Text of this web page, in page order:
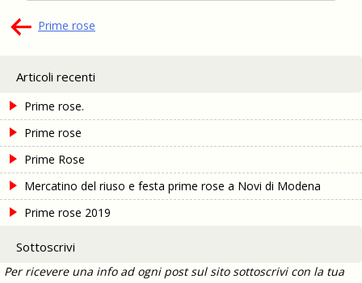
Navigazione
Prime rose
Articoli recenti
Prime rose.
Prime rose
Prime Rose
Mercatino del riuso e festa prime rose a Novi di Modena
Prime rose 2019
Sottoscrivi
Per ricevere una info ad ogni post sul sito sottoscrivi con la tua